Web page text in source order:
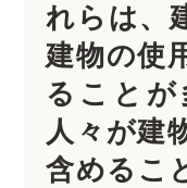
れらは、
建物の使
ることが
人々が建
含めるこ